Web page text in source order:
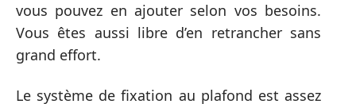
vous pouvez en ajouter selon vos besoins.
Vous êtes aussi libre d’en retrancher sans
grand effort.
Le système de fixation au plafond est assez